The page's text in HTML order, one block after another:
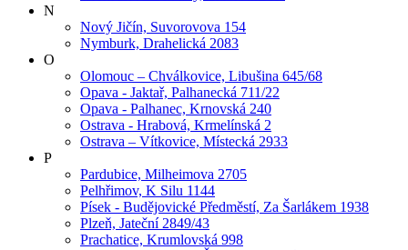
N
Nový Jičín, Suvorovova 154
Nymburk, Drahelická 2083
O
Olomouc – Chválkovice, Libušina 645/68
Opava - Jaktař, Palhanecká 711/22
Opava - Palhanec, Krnovská 240
Ostrava - Hrabová, Krmelínská 2
Ostrava – Vítkovice, Místecká 2933
P
Pardubice, Milheimova 2705
Pelhřimov, K Silu 1144
Písek - Budějovické Předměstí, Za Šarlákem 1938
Plzeň, Jateční 2849/43
Prachatice, Krumlovská 998